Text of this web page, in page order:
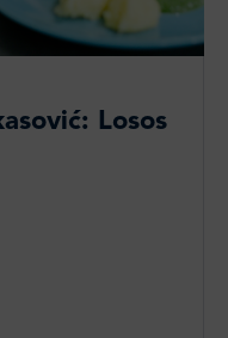
Losos